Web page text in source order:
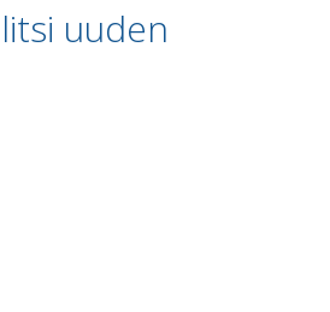
uuden